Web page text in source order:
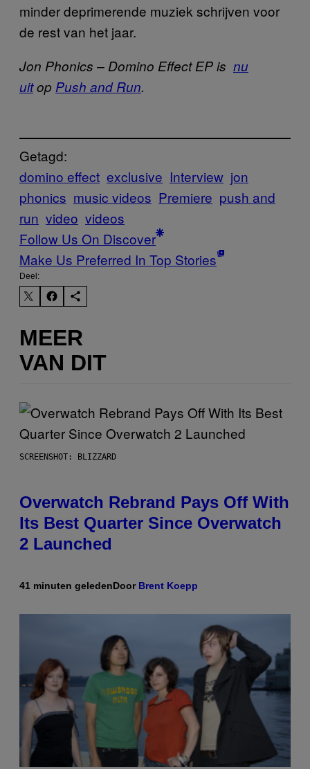
minder deprimerende muziek schrijven voor
de rest van het jaar.
Jon Phonics – Domino Effect EP is nu
uitop Push and Run.
Getagd:
domino effect exclusive Interview jon
phonics music videos Premiere push and
run video videos
Follow Us On Discover
Make Us Preferred In Top Stories
Deel:
MEER
VAN DIT
SCREENSHOT: BLIZZARD
Overwatch Rebrand Pays Off With
Its Best Quarter Since Overwatch
2 Launched
41 minuten geledenDoor Brent Koepp